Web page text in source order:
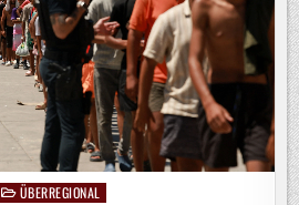
PostedÜBERREGIONAL